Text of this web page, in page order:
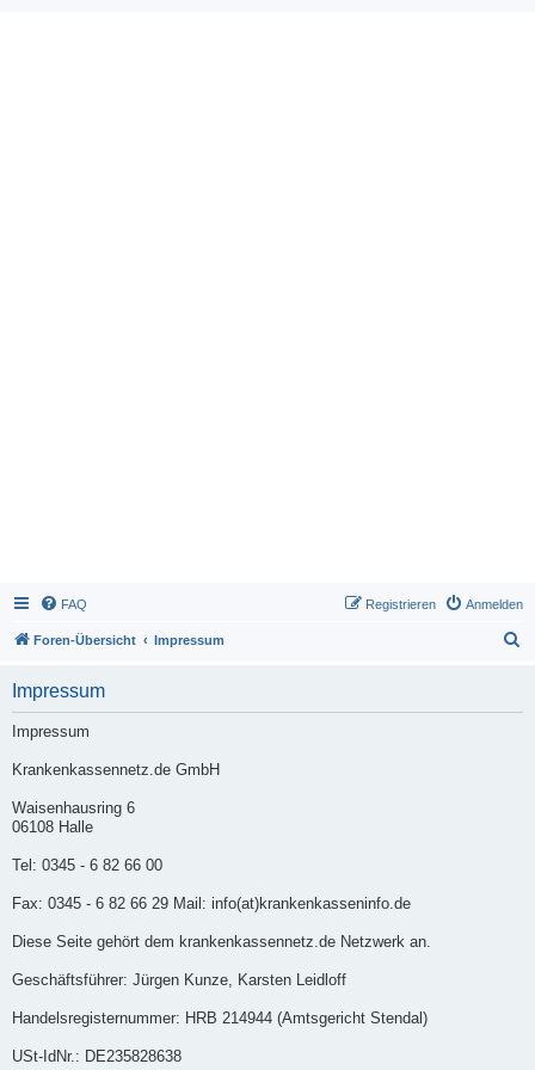
FAQ Anmelden
Registrieren
Foren-Übersicht Impressum
Impressum
Impressum
Krankenkassennetz.de GmbH
Waisenhausring 6
06108 Halle
Tel: 0345 - 6 82 66 00
Fax: 0345 - 6 82 66 29 Mail: info(at)krankenkasseninfo.de
Diese Seite gehört dem krankenkassennetz.de Netzwerk an.
Geschäftsführer: Jürgen Kunze, Karsten Leidloff
Handelsregisternummer: HRB 214944 (Amtsgericht Stendal)
USt-IdNr.: DE235828638